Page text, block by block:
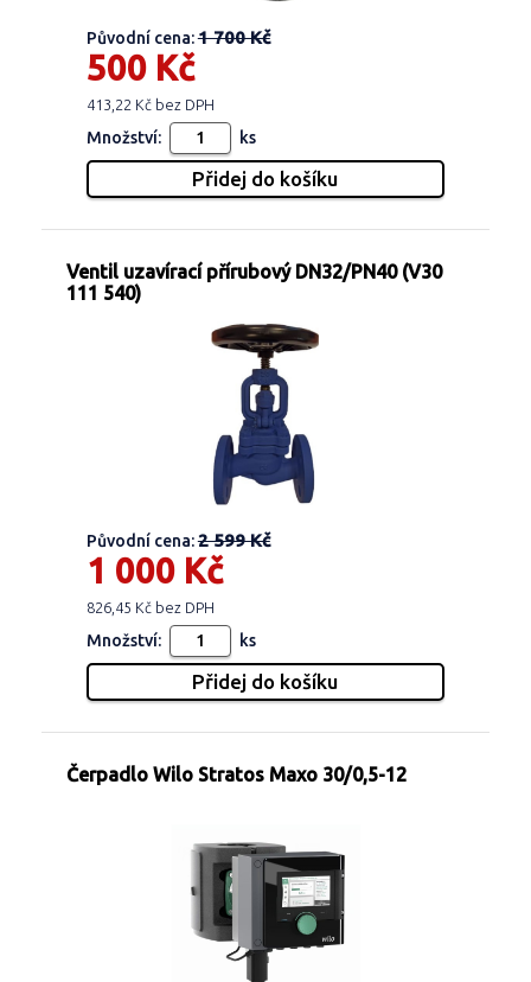
Původní cena:1 700 Kč
500 Kč
413,22 Kč bez DPH
Množství: ks
Ventil uzavírací přírubový DN32/PN40 (V30
111 540)
Původní cena:2 599 Kč
1 000 Kč
826,45 Kč bez DPH
Množství: ks
Čerpadlo Wilo Stratos Maxo 30/0,5-12